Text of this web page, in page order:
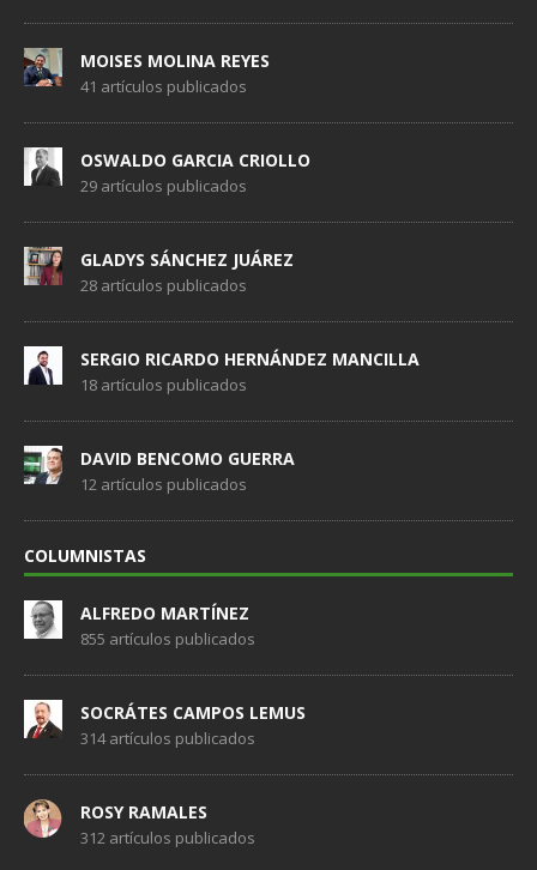
MOISES MOLINA REYES
41 artículos publicados
OSWALDO GARCIA CRIOLLO
29 artículos publicados
GLADYS SÁNCHEZ JUÁREZ
28 artículos publicados
SERGIO RICARDO HERNÁNDEZ MANCILLA
18 artículos publicados
DAVID BENCOMO GUERRA
12 artículos publicados
COLUMNISTAS
ALFREDO MARTÍNEZ
855 artículos publicados
SOCRÁTES CAMPOS LEMUS
314 artículos publicados
ROSY RAMALES
312 artículos publicados